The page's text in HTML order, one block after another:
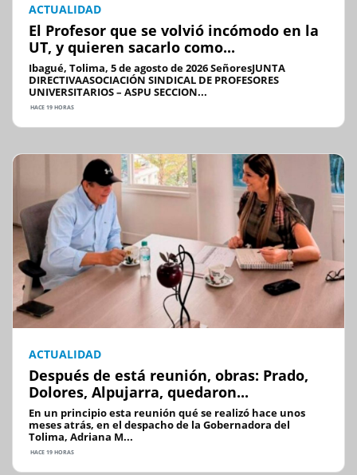
ACTUALIDAD
El Profesor que se volvió incómodo en la
UT, y quieren sacarlo como...
Ibagué, Tolima, 5 de agosto de 2026 SeñoresJUNTA
DIRECTIVAASOCIACIÓN SINDICAL DE PROFESORES
UNIVERSITARIOS – ASPU SECCION...
HACE 19 HORAS
ACTUALIDAD
Después de está reunión, obras: Prado,
Dolores, Alpujarra, quedaron...
En un principio esta reunión qué se realizó hace unos
meses atrás, en el despacho de la Gobernadora del
Tolima, Adriana M...
HACE 19 HORAS